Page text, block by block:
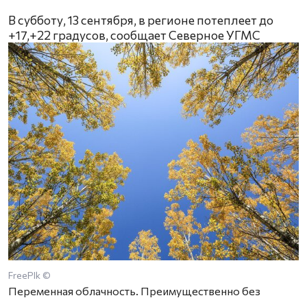
В субботу, 13 сентября, в регионе потеплеет до
+17,+22 градусов, сообщает Северное УГМС
FreePIk ©
Переменная облачность. Преимущественно без